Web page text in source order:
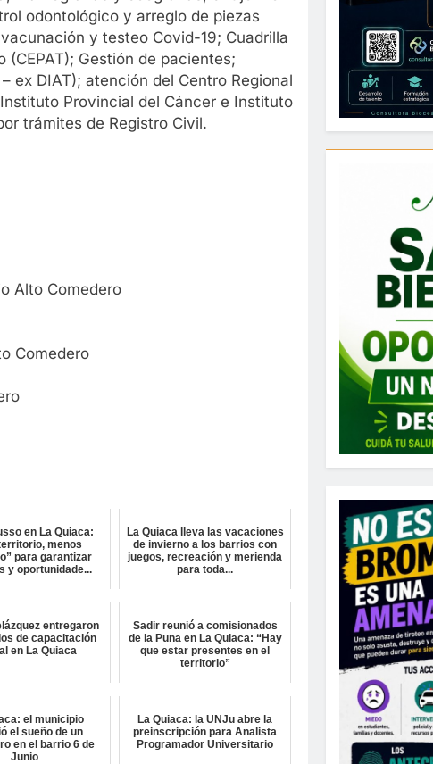
odontológico y arreglo de piezas
y testeo Covid-19; Cuadrilla
Gestión de pacientes;
ex DIAT); atención del Centro Regional
Provincial del Cáncer e Instituto
trámites de Registro Civil.
Alto Comedero
Comedero
en La Quiaca:
menos
para garantizar
y oportunidade...
La Quiaca lleva las vacaciones
de invierno a los barrios con
juegos, recreación y merienda
para toda...
entregaron
de capacitación
en La Quiaca
Sadir reunió a comisionados
de la Puna en La Quiaca: “Hay
que estar presentes en el
territorio”
el municipio
el sueño de un
en el barrio 6 de
Junio
La Quiaca: la UNJu abre la
preinscripción para Analista
Programador Universitario